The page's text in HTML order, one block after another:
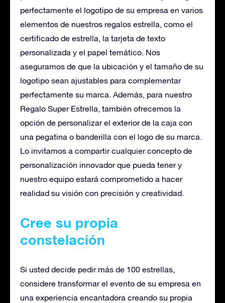
perfectamente el logotipo de su empresa en varios
elementos de nuestros regalos estrella, como el
certificado de estrella, la tarjeta de texto
personalizada y el papel temático. Nos
aseguramos de que la ubicación y el tamaño de su
logotipo sean ajustables para complementar
perfectamente su marca. Además, para nuestro
Regalo Super Estrella, también ofrecemos la
opción de personalizar el exterior de la caja con
una pegatina o banderilla con el logo de su marca.
Lo invitamos a compartir cualquier concepto de
personalización innovador que pueda tener y
nuestro equipo estará comprometido a hacer
realidad su visión con precisión y creatividad.
Cree su propia
constelación
Si usted decide pedir más de 100 estrellas,
considere transformar el evento de su empresa en
una experiencia encantadora creando su propia